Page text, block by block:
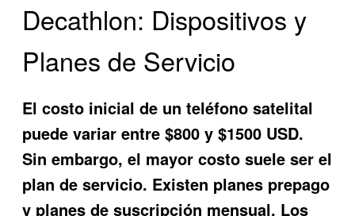
Decathlon: Dispositivos y
Planes de Servicio
El costo inicial de un teléfono satelital
puede variar entre $800 y $1500 USD.
Sin embargo, el mayor costo suele ser el
plan de servicio. Existen planes prepago
y planes de suscripción mensual. Los